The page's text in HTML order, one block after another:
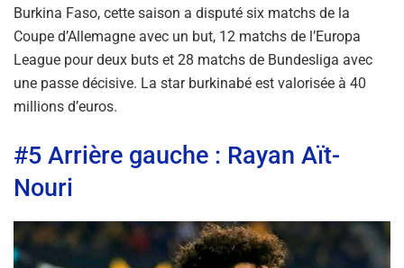
Burkina Faso, cette saison a disputé six matchs de la
Coupe d’Allemagne avec un but, 12 matchs de l’Europa
League pour deux buts et 28 matchs de Bundesliga avec
une passe décisive. La star burkinabé est valorisée à 40
millions d’euros.
#5 Arrière gauche : Rayan Aït-
Nouri